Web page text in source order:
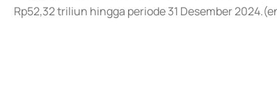
Rp52,32 triliun hingga periode 31 Desember